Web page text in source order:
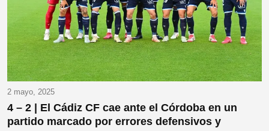
2 mayo, 2025
4 – 2 | El Cádiz CF cae ante el Córdoba en un
partido marcado por errores defensivos y